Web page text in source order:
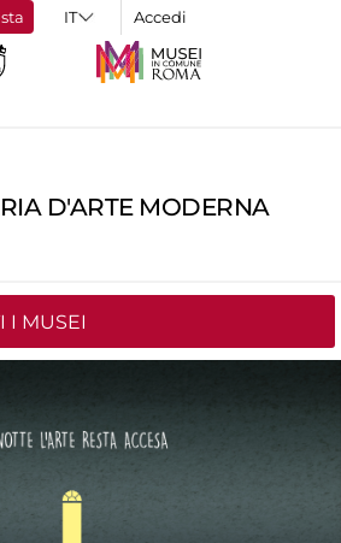
Accedi
D'ARTE MODERNA
I MUSEI